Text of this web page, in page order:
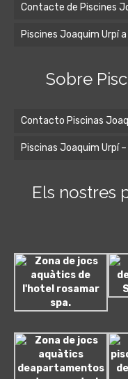
Contacte de Piscines
Piscines Joaquim Urpí
Sobre
Contacto Piscinas
Piscinas Joaquim Urpí
Els nostres